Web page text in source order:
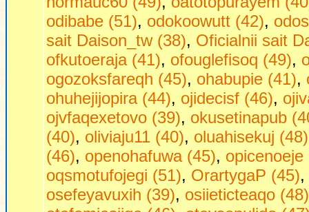
odibabe (51), odokoowutt (42),
sait Daison_tw (38), Oficialnii sait
ofkutoeraja (41), ofouglefisoq (49),
ogozoksfareqh (45), ohabupie (41),
ohuhejijopira (44), ojidecisf (46),
ojvfaqexetovo (39), okusetinapub
(40), oliviaju11 (40), oluahisekuj (48)
(46), openohafuwa (45), opicenoeje
oqsmotufojegi (51), OrartygaP (45),
osefeyavuxih (39), osiieticteaqo (48)